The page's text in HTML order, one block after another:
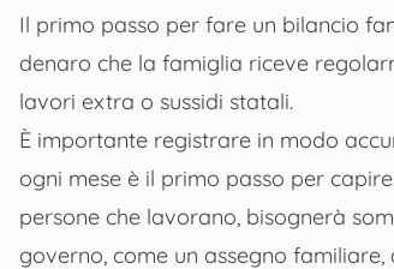
Il primo passo per fare un bilancio
denaro che la famiglia riceve
lavori extra o sussidi statali.
È importante registrare in modo
ogni mese è il primo passo per
persone che lavorano, bisognerà
governo, come un assegno